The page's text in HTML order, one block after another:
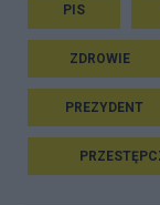
PIS
ZDROWIE
PREZYDENT